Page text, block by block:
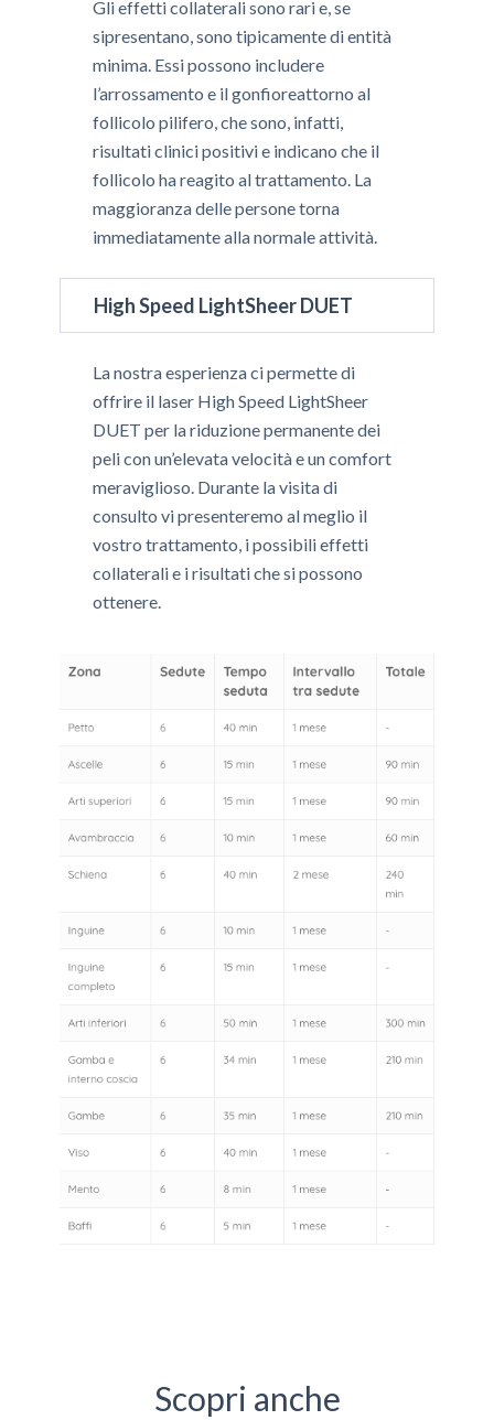
Gli effetti collaterali sono rari e, se
sipresentano, sono tipicamente di entità
minima. Essi possono includere
l’arrossamento e il gonfioreattorno al
follicolo pilifero, che sono, infatti,
risultati clinici positivi e indicano che il
follicolo ha reagito al trattamento. La
maggioranza delle persone torna
immediatamente alla normale attività.
High Speed LightSheer DUET
La nostra esperienza ci permette di
offrire il laser High Speed LightSheer
DUET per la riduzione permanente dei
peli con un’elevata velocità e un comfort
meraviglioso. Durante la visita di
consulto vi presenteremo al meglio il
vostro trattamento, i possibili effetti
collaterali e i risultati che si possono
ottenere.
Scopri anche